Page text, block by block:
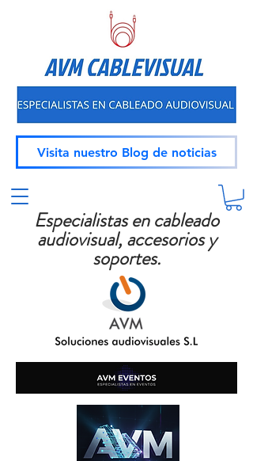
Visita nuestro Blog de noticias
Especialistas en cableado
audiovisual, accesorios y
soportes.